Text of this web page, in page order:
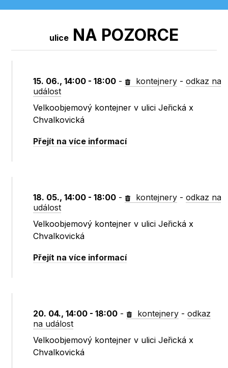
ulice NA POZORCE
15. 06., 14:00 - 18:00 - kontejnery -odkaz na
událost
Velkoobjemový kontejner v ulici Jeřická x
Chvalkovická
Přejít na více informací
18. 05., 14:00 - 18:00 - kontejnery -odkaz na
událost
Velkoobjemový kontejner v ulici Jeřická x
Chvalkovická
Přejít na více informací
20. 04., 14:00 - 18:00 - kontejnery -odkaz
na událost
Velkoobjemový kontejner v ulici Jeřická x
Chvalkovická